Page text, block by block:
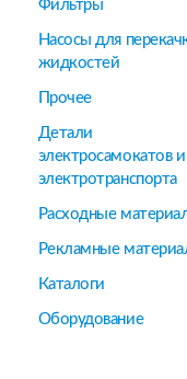
Фильтры
Насосы для
жидкостей
Прочее
Детали
электросамокатов и
электротранспорта
Расходные
Рекламные
Каталоги
Оборудование